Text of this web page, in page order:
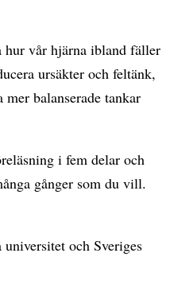
hur vår hjärna ibland fäller
ursäkter och feltänk,
balanserade tankar
i fem delar och
gånger som du vill.
och Sveriges